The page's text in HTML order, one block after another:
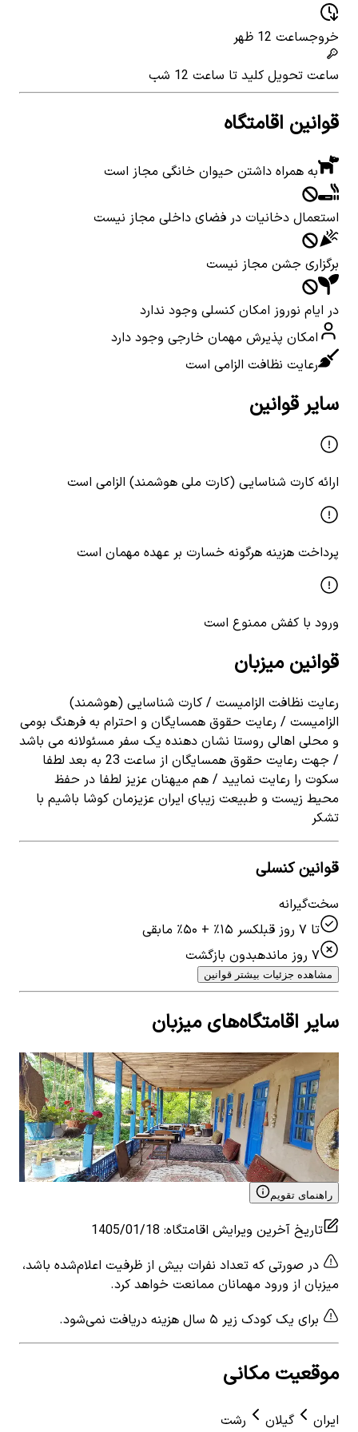
خروجساعت 12 ظهر
ساعت تحویل کلید تا ساعت 12 شب
قوانین اقامتگاه
به همراه داشتن حیوان خانگی مجاز است
استعمال دخانیات در فضای داخلی مجاز نیست
برگزاری جشن مجاز نیست
در ایام نوروز امکان کنسلی وجود ندارد
امکان پذیرش مهمان خارجی وجود دارد
رعایت نظافت الزامی است
سایر قوانین
ارائه کارت شناسایی (کارت ملی هوشمند) الزامی است
پرداخت هزینه هرگونه خسارت بر عهده مهمان است
ورود با کفش ممنوع است
قوانین میزبان
رعایت نظافت الزامیست / کارت شناسایی (هوشمند)
الزامیست / رعایت حقوق همسایگان و احترام به فرهنگ بومی
و محلی اهالی روستا نشان دهنده یک سفر مسئولانه می باشد
/ جهت رعایت حقوق همسایگان از ساعت 23 به بعد لطفا
سکوت را رعایت نمایید / هم میهنان عزیز لطفا در حفظ
محیط زیست و طبیعت زیبای ایران عزیزمان کوشا باشیم با
تشکر
قوانین کنسلی
سخت‌گیرانه
تا ۷ روز قبل
کسر ۱۵٪ + ۵۰٪ مابقی
۷ روز مانده
بدون بازگشت
مشاهده جزئیات بیشتر قوانین
سایر اقامتگاه‌های میزبان
اجاره اقامتگاه سنتی گیلوادشتان کوچصفهان
0 اتاق خواب3 نفر
۱٬۷۶۵٬۰۰۰تومان
View details for اجاره اقامتگاه سنتی گیلوادشتان
کوچصفهان
راهنمای تقویم
تاریخ آخرین ویرایش اقامتگاه:
1405/01/18
در صورتی که تعداد نفرات بیش از ظرفیت اعلام‌شده باشد،
میزبان از ورود مهمانان ممانعت خواهد کرد.
برای یک کودک زیر ۵ سال هزینه دریافت نمی‌شود.
موقعیت مکانی
ایران گیلان
رشت